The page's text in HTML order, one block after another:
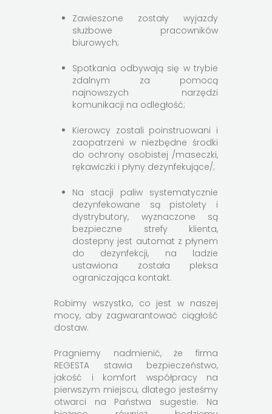
Zawieszone zostały wyjazdy
służbowe pracowników
biurowych;
Spotkania odbywają się w trybie
zdalnym za pomocą
najnowszych narzędzi
komunikacji na odległość;
Kierowcy zostali poinstruowani i
zaopatrzeni w niezbędne środki
do ochrony osobistej /maseczki,
rękawiczki i płyny dezynfekujące/;
Na stacji paliw systematycznie
dezynfekowane są pistolety i
dystrybutory, wyznaczone są
bezpieczne strefy klienta,
dostepny jest automat z płynem
do dezynfekcji, na ladzie
ustawiona została pleksa
ograniczająca kontakt.
Robimy wszystko, co jest w naszej
mocy, aby zagwarantować ciągłość
dostaw.
Pragniemy nadmienić, że firma
REGESTA stawia bezpieczeństwo,
jakość i komfort współpracy na
pierwszym miejscu, dlatego jesteśmy
otwarci na Państwa sugestie. Na